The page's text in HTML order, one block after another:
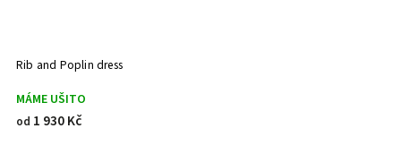
Rib and Poplin dress
MÁME UŠITO
od 1 930 Kč